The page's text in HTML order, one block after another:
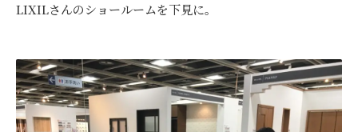
LIXILさんのショールームを下見に。